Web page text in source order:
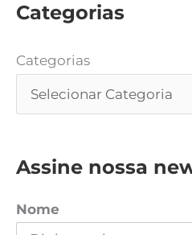
Categorias
Categorias
Assine nossa
Nome